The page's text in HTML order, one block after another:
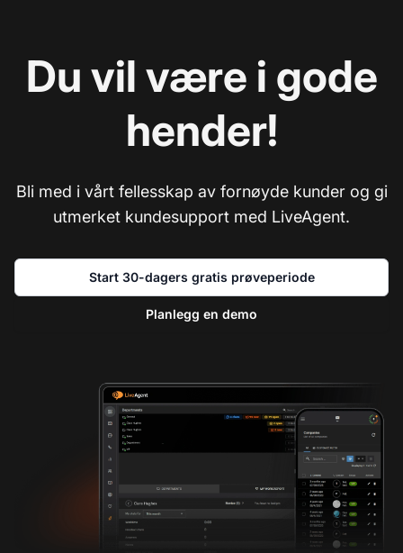
Du vil være i gode
hender!
Bli med i vårt fellesskap av fornøyde kunder og gi
utmerket kundesupport med LiveAgent.
Start 30-dagers gratis prøveperiode
Planlegg en demo